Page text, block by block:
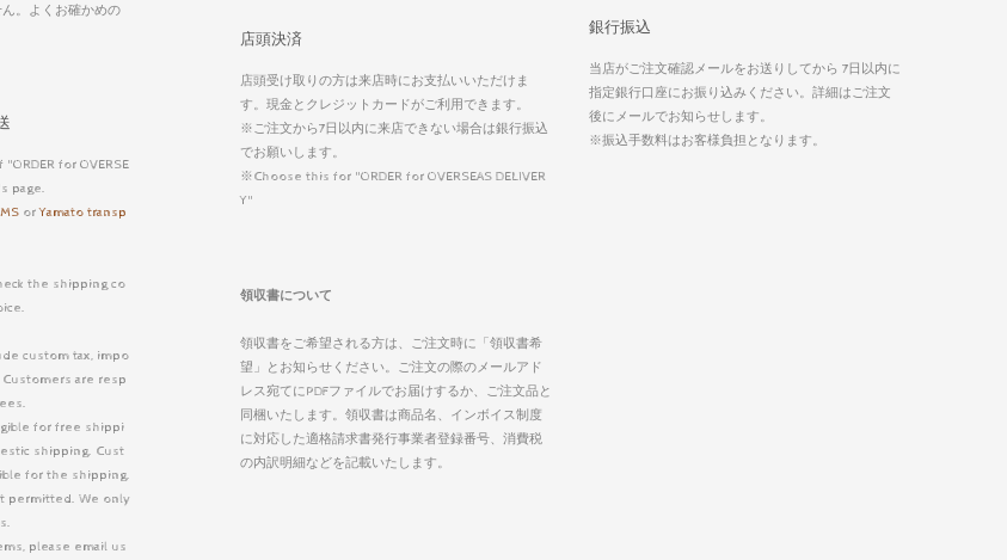
。よくお確かめの
for OVERSE
page.
orYamato transp
the shipping co
custom tax, impo
are resp
for free shippi
shipping. Cust
for the shipping.
permitted. We only
please email us
銀行振込
当店がご注文確認メールをお送りしてから 7日以内に
指定銀行口座にお振り込みください。詳細はご注文
後にメールでお知らせします。
※振込手数料はお客様負担となります。
店頭決済
店頭受け取りの方は来店時にお支払いいただけま
す。現金とクレジットカードがご利用できます。
※ご注文から7日以内に来店できない場合は銀行振込
でお願いします。
※Choose this for "ORDER for OVERSEAS DELIVER
Y"
領収書について
領収書をご希望される方は、ご注文時に「領収書希
望」とお知らせください。ご注文の際のメールアド
レス宛てにPDFファイルでお届けするか、ご注文品と
同梱いたします。領収書は商品名、インボイス制度
に対応した適格請求書発行事業者登録番号、消費税
の内訳明細などを記載いたします。